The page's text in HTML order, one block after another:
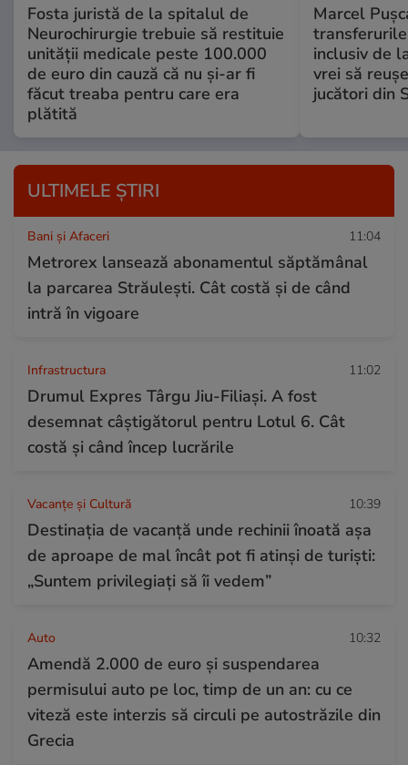
Fosta juristă de la spitalul de
Neurochirurgie trebuie să restituie
unității medicale peste 100.000
de euro din cauză că nu și-ar fi
făcut treaba pentru care era
plătită
Marcel
inclusiv de
vrei să
jucători din
ULTIMELE ȘTIRI
Bani și Afaceri 11:04
Metrorex lansează abonamentul săptămânal
la parcarea Străulești. Cât costă și de când
intră în vigoare
Infrastructura 11:02
Drumul Expres Târgu Jiu-Filiași. A fost
desemnat câștigătorul pentru Lotul 6. Cât
costă și când încep lucrările
Vacanțe și Cultură 10:39
Destinația de vacanță unde rechinii înoată așa
de aproape de mal încât pot fi atinși de turiști:
„Suntem privilegiați să îi vedem”
Auto 10:32
Amendă 2.000 de euro și suspendarea
permisului auto pe loc, timp de un an: cu ce
viteză este interzis să circuli pe autostrăzile din
Grecia